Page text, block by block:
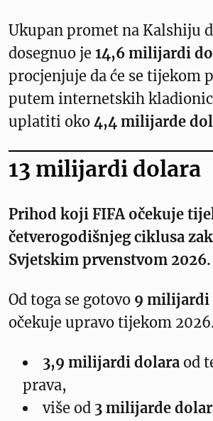
Ukupan promet na Kalshiju
dosegnuo je 14,6 milijardi
procjenjuje da će se tijekom
putem internetskih
uplatiti oko 4,4 milijarde
13 milijardi dolara
Prihod koji FIFA očekuje
četverogodišnjeg ciklusa
Svjetskim prvenstvom 2026.
Od toga se gotovo 9 milijardi
očekuje upravo tijekom
3,9 milijardi dolara od
prava,
više od 3 milijarde